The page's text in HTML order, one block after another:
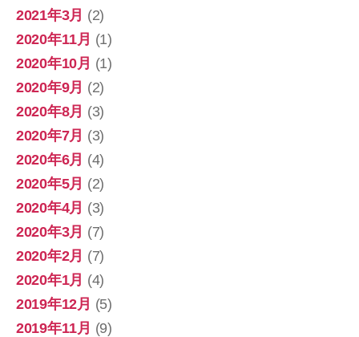
2021年3月 (2)
2020年11月 (1)
2020年10月 (1)
2020年9月 (2)
2020年8月 (3)
2020年7月 (3)
2020年6月 (4)
2020年5月 (2)
2020年4月 (3)
2020年3月 (7)
2020年2月 (7)
2020年1月 (4)
2019年12月 (5)
2019年11月 (9)